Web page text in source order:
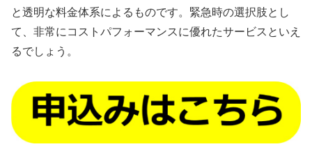
と透明な料金体系によるものです。緊急時の選択肢とし
て、非常にコストパフォーマンスに優れたサービスといえ
るでしょう。